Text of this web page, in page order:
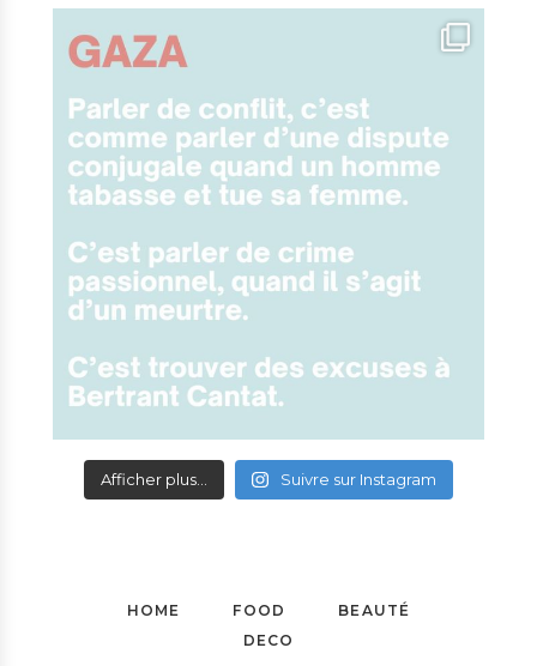
Afficher plus... Suivre sur Instagram
HOME FOOD
BEAUTÉ
DECO